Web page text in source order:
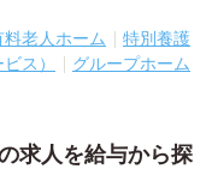
料老人ホーム
特別養護
ス）
グループホーム
求人を給与から探